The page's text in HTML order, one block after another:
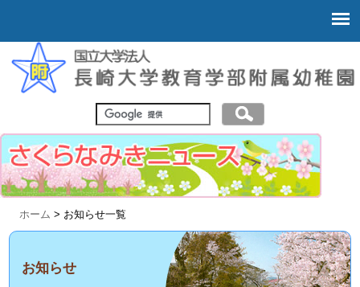
ホーム > お知らせ一覧
お知らせ